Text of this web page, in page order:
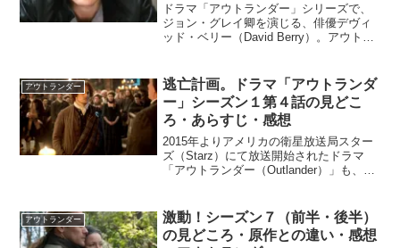
ドラマ「アウトランダー」シリーズで、
ジョン・グレイ卿を演じる、俳優デヴィ
ッド・ベリー（David Berry）。アウトラ
イ卿。あまりの人気ぶりに、スピンオフ
バージョンを...
アウトランダー
逃亡計画。ドラマ「アウトランダ
ー」シーズン１第４話の見どこ
ろ・あらすじ・感想
2015年よりアメリカの衛星放送局スター
ズ（Starz）にて放送開始されたドラマ
「アウトランダー（Outlander）」も、
ですが、改めてどんなあらすじなのかご
存...
アウトランダー
激動！シーズン７（前半・後半）
の見どころ・原作との違い・感想